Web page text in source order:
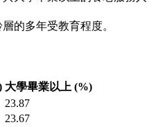
的多年受教育程度。
大學畢業以上 (%)
23.87
23.67